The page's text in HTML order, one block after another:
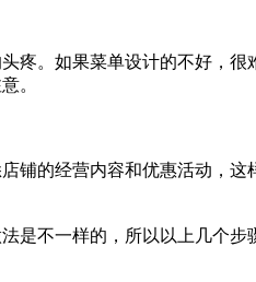
。如果菜单设计的不好，很
。
的经营内容和优惠活动，这
不一样的，所以以上几个步